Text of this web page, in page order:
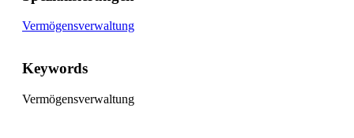
Vermögensverwaltung
Keywords
Vermögensverwaltung